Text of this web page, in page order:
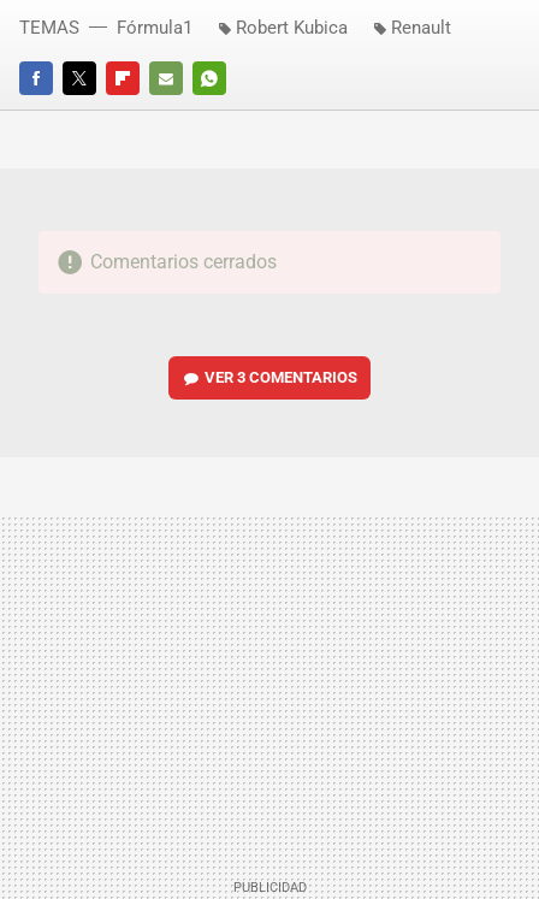
FACEBOOKTWITTERFLIPBOARD
E-
WHATSAPP
TEMAS Fórmula1 Robert Kubica Renault
Comentarios cerrados
VER3 COMENTARIOS